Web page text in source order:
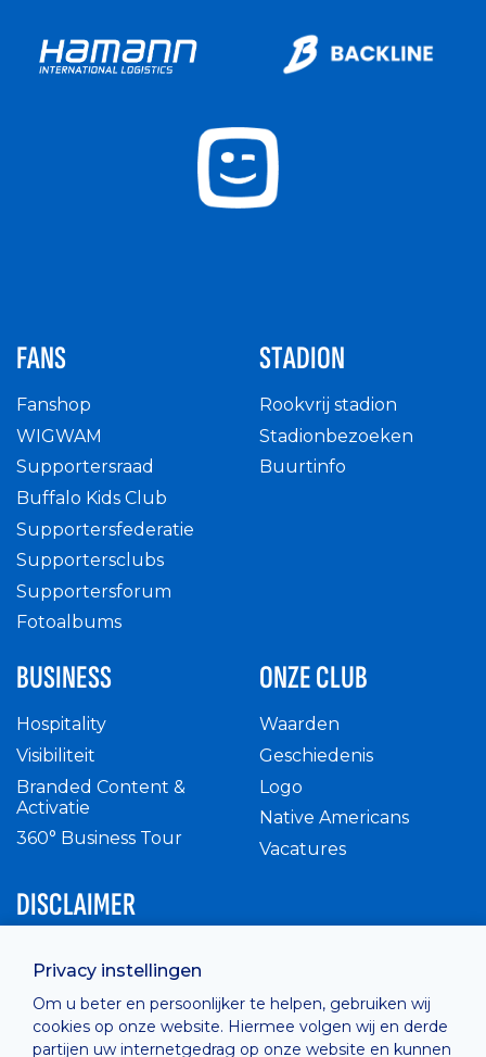
Privacy instellingen
Om u beter en persoonlijker te helpen, gebruiken wij
cookies op onze website. Hiermee volgen wij en derde
partijen uw internetgedrag op onze website en kunnen
FANS
Fanshop
WIGWAM
Supportersraad
Buffalo Kids Club
Supportersfederatie
Supportersclubs
Supportersforum
Fotoalbums
STADION
Rookvrij stadion
Stadionbezoeken
Buurtinfo
BUSINESS
Hospitality
Visibiliteit
Branded Content &
Activatie
360° Business Tour
ONZE CLUB
Waarden
Geschiedenis
Logo
Native Americans
Vacatures
DISCLAIMER
Privacy Policy
Cashless
verkoopsvoorwaarden